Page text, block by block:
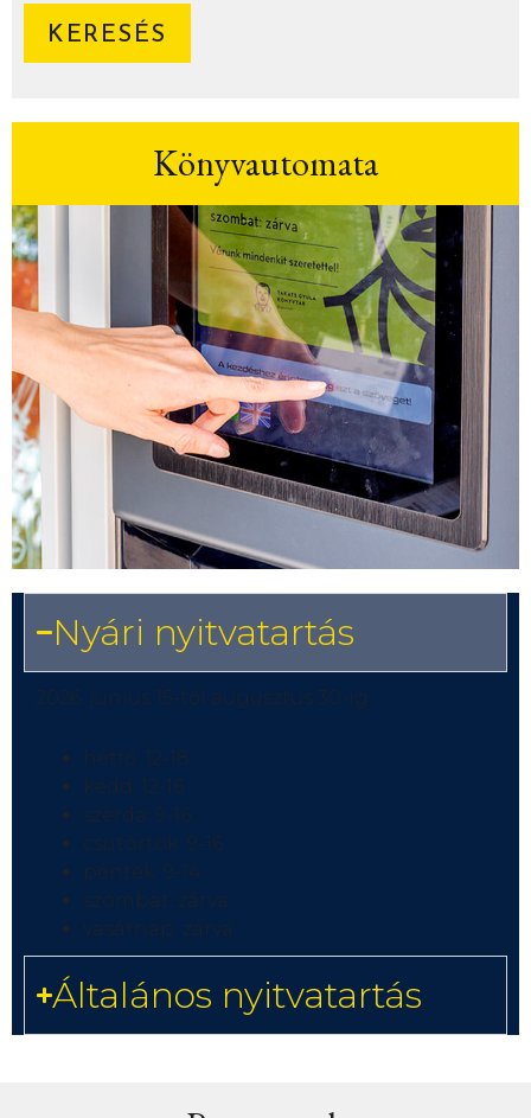
Könyvautomata
Nyári nyitvatartás
2026. június 15-től augusztus 30-ig:
hétfő: 12-18
kedd: 12-16
szerda: 9-16
csütörtök: 9-16
péntek: 9-14
szombat: zárva
vasárnap: zárva
Általános nyitvatartás